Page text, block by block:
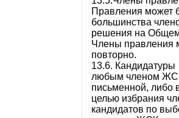
Правления может
большинства
решения на
Члены правления
повторно.
13.6.
любым членом
письменной, либо
целью избрания
кандидатов по